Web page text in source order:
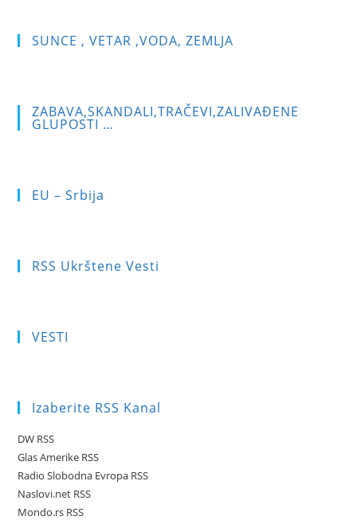
SUNCE , VETAR ,VODA, ZEMLJA
ZABAVA,SKANDALI,TRAČEVI,ZALIVAĐENE
GLUPOSTI …
EU – Srbija
RSS Ukrštene Vesti
VESTI
Izaberite RSS Kanal
DW RSS
Glas Amerike RSS
Radio Slobodna Evropa RSS
Naslovi.net RSS
Mondo.rs RSS